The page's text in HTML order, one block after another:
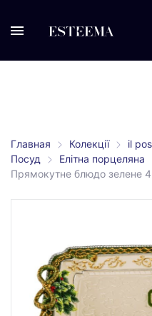
Главная Колекції
il
Посуд
Елітна порцеляна
Прямокутне блюдо зелене